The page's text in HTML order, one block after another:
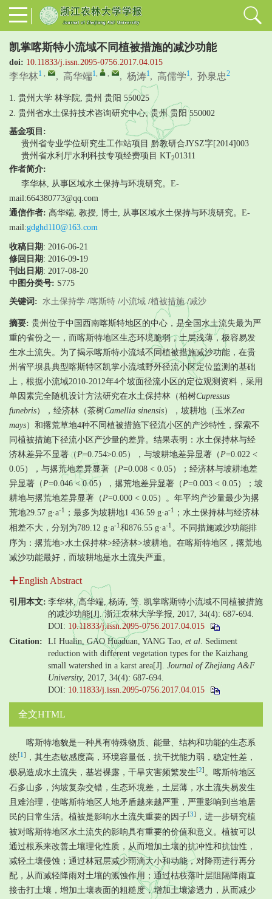
凯掌喀斯特小流域不同植被措施的减沙功能
doi: 10.11833/j.issn.2095-0756.2017.04.015
李华林1 , , 高华端1, , , 杨涛1, 高儒学1, 孙泉忠2
1. 贵州大学 林学院, 贵州 贵阳 550025
2. 贵州省水土保持技术咨询研究中心, 贵州 贵阳 550002
基金项目:
贵州省专业学位研究生工作站项目 黔教研合JYSZ字[2014]003
贵州省水利厅水利科技专项经费项目 KT201311
作者简介:
李华林, 从事区域水土保持与环境研究。E-
mail:664380773@qq.com
通信作者: 高华端, 教授, 博士, 从事区域水土保持与环境研究。E-
mail:gdghd110@163.com
收稿日期 : 2016-06-21
修回日期 : 2016-09-19
刊出日期 : 2017-08-20
中图分类号: S775
关键词:
水土保持学 /喀斯特 /小流域 /植被措施/减沙
摘要: 贵州位于中国西南喀斯特地区的中心，是全国水土流失最为严
重的省份之一，而喀斯特地区生态环境脆弱，土层浅薄，极容易发
生水土流失。为了揭示喀斯特小流域不同植被措施减沙功能，在贵
州省平坝县典型喀斯特区凯掌小流域野外径流小区定位监测的基础
上，根据小流域2010-2012年4个坡面径流小区的定位观测资料，采用
单因素完全随机设计方法研究在水土保持林（柏树Cupressus
funebris），经济林（茶树Camellia sinensis），坡耕地（玉米Zea
mays）和撂荒草地4种不同植被措施下径流小区的产沙特性，探索不
同植被措施下径流小区产沙量的差异。结果表明：水土保持林与经
济林差异不显著（P=0.754>0.05），与坡耕地差异显著（ P=0.022 <
0.05），与撂荒地差异显著（ P=0.008 < 0.05）；经济林与坡耕地差
异显著（ P=0.046 < 0.05），撂荒地差异显著（ P=0.003 < 0.05）；坡
耕地与撂荒地差异显著（ P=0.000 < 0.05）。年平均产沙量最少为撂
荒地29.57 g·a-1 ；最多为坡耕地1 436.59 g·a-1
；水土保持林与经济林
相差不大，分别为789.12 g·a-1 和876.55 g·a-1 。不同措施减沙功能排
序为：撂荒地>水土保持林>经济林>坡耕地。在喀斯特地区，撂荒地
减沙功能最好，而坡耕地是水土流失严重。
English Abstract
引用本文: 李华林, 高华端, 杨涛, 等. 凯掌喀斯特小流域不同植被措施
的减沙功能[J]. 浙江农林大学学报, 2017, 34(4): 687-694.
DOI: 10.11833/j.issn.2095-0756.2017.04.015
Citation:
LI Hualin, GAO Huaduan, YANG Tao, et al . Sediment
reduction with different vegetation types for the Kaizhang
small watershed in a karst area[J]. Journal of Zhejiang A&F
University, 2017, 34(4): 687-694.
DOI: 10.11833/j.issn.2095-0756.2017.04.015
全文HTML
喀斯特地貌是一种具有特殊物质、能量、结构和功能的生态系
统[1 ]
，其生态敏感度高，环境容量低，抗干扰能力弱，稳定性差，
极易造成水土流失，基岩裸露，干旱灾害频繁发生[2] 。喀斯特地区
石多山多，沟坡复杂交错，生态环境差，土层薄，水土流失易发生
且难治理，使喀斯特地区人地矛盾越来越严重，严重影响到当地居
民的日常生活。植被是影响水土流失重要的因子[3]
，进一步研究植
被对喀斯特地区水土流失的影响具有重要的价值和意义。植被可以
通过根系来改善土壤理化性质，从而增加土壤的抗冲性和抗蚀性，
减轻土壤侵蚀；通过林冠层减少雨滴大小和动能，对降雨进行再分
配，从而减轻降雨对土壤的溅蚀作用；通过枯枝落叶层阻隔降雨直
接击打土壤，增加土壤表面的粗糙度，增加土壤渗透力，从而减少